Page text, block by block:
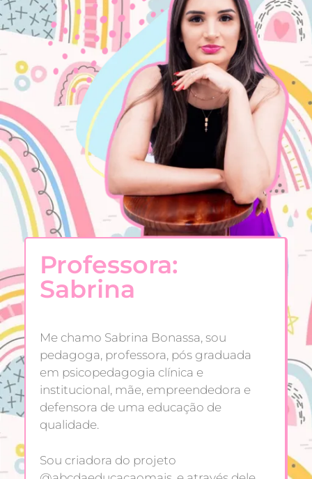
Professora:
Sabrina
Me chamo Sabrina Bonassa, sou
pedagoga, professora, pós graduada
em psicopedagogia clínica e
institucional, mãe, empreendedora e
defensora de uma educação de
qualidade.
Sou criadora do projeto